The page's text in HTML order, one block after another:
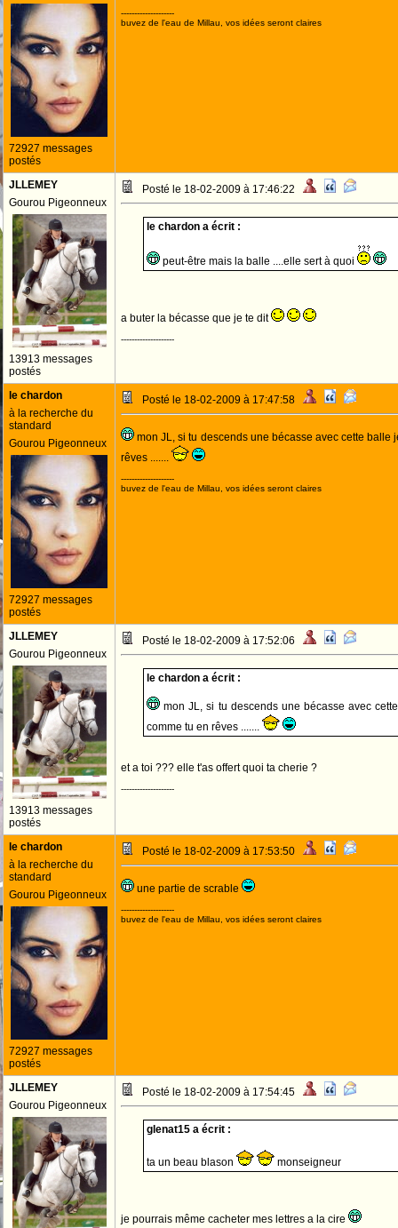
72927 messages
postés
--------------------
buvez de l'eau de Millau, vos idées seront claires
JLLEMEY
Gourou Pigeonneux
13913 messages
postés
Posté le 18-02-2009 à 17:46:22
le chardon a écrit :
peut-être mais la balle ....elle sert à quoi
a buter la bécasse que je te dit
--------------------
le chardon
à la recherche du
standard
Gourou Pigeonneux
72927 messages
postés
Posté le 18-02-2009 à 17:47:58
mon JL, si tu descends une bécasse avec cette balle
rêves .......
--------------------
buvez de l'eau de Millau, vos idées seront claires
JLLEMEY
Gourou Pigeonneux
13913 messages
postés
Posté le 18-02-2009 à 17:52:06
le chardon a écrit :
mon JL, si tu descends une bécasse avec
comme tu en rêves .......
et a toi ??? elle t'as offert quoi ta cherie ?
--------------------
le chardon
à la recherche du
standard
Gourou Pigeonneux
72927 messages
postés
Posté le 18-02-2009 à 17:53:50
une partie de scrable
--------------------
buvez de l'eau de Millau, vos idées seront claires
JLLEMEY
Gourou Pigeonneux
Posté le 18-02-2009 à 17:54:45
glenat15 a écrit :
ta un beau blason monseigneur
je pourrais même cacheter mes lettres a la cire